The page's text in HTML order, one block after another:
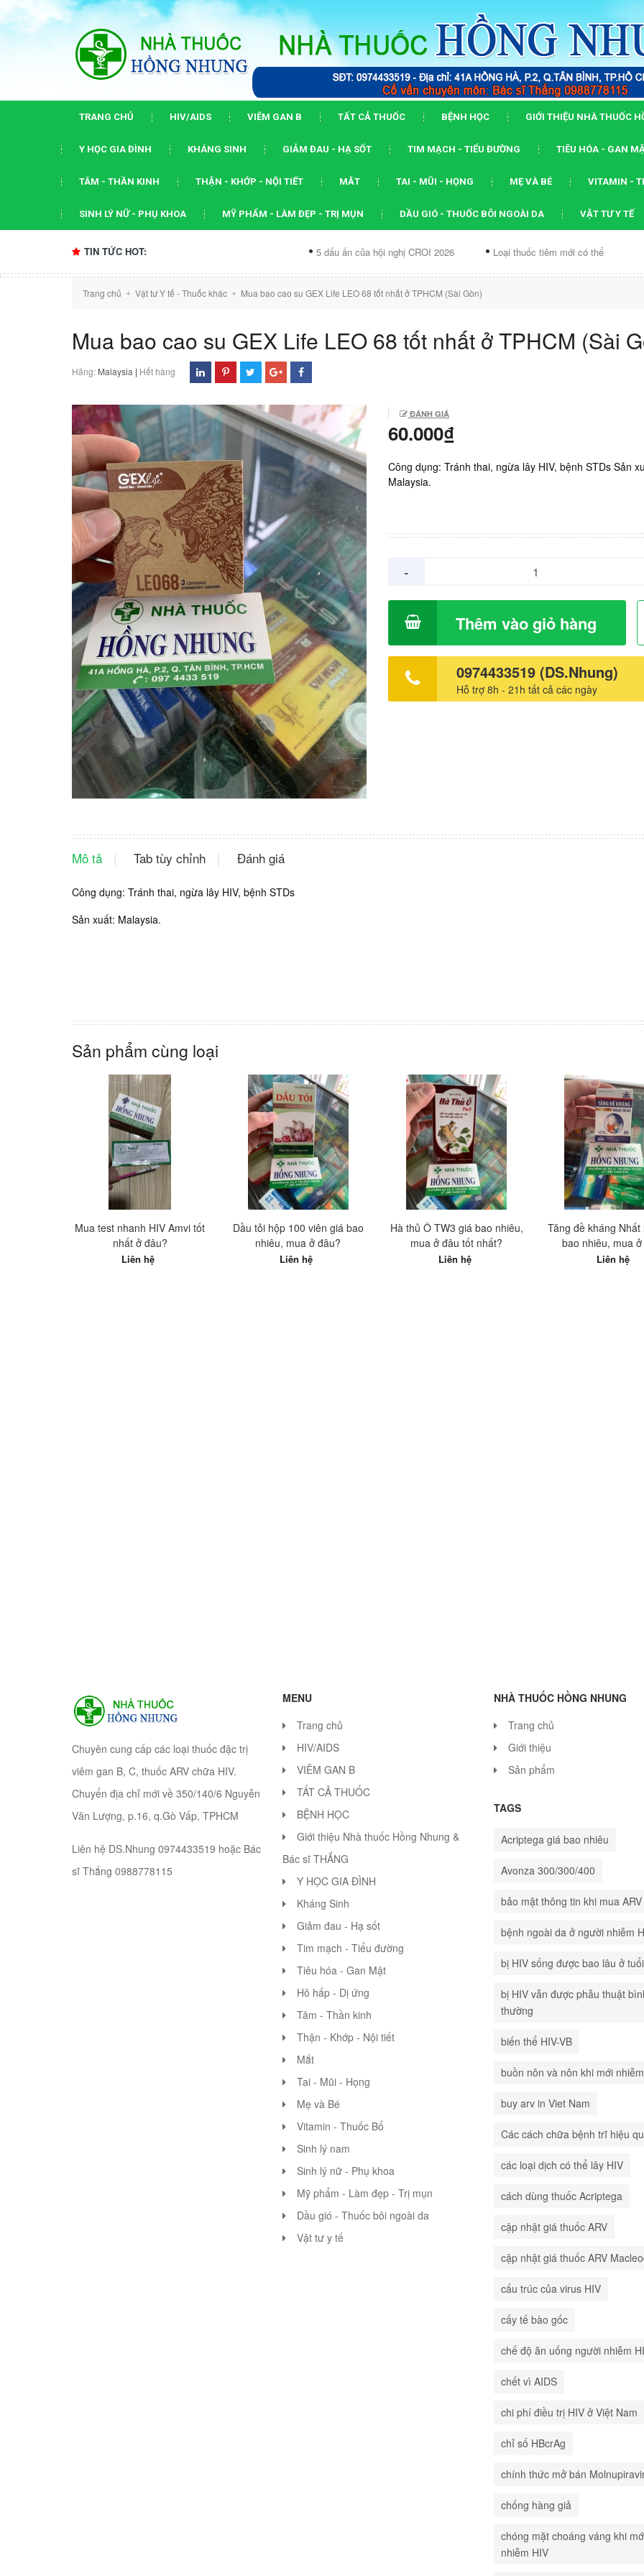
TRANG CHỦ HIV/AIDS VIÊM GAN B TẤT CẢ THUỐC BỆNH HỌC GIỚI THIỆU NHÀ THUỐC
Y HỌC GIA ĐÌNH KHÁNG SINH GIẢM ĐAU - HẠ SỐT TIM MẠCH - TIỂU ĐƯỜNG TIÊU HÓA - GAN
TÂM - THẦN KINH THẬN - KHỚP - NỘI TIẾT MẮT TAI - MŨI - HỌNG MẸ VÀ BÉ VITAMIN -
SINH LÝ NỮ - PHỤ KHOA MỸ PHẨM - LÀM ĐẸP - TRỊ MỤN DẦU GIÓ - THUỐC BÔI NGOÀI DA VẬT TƯ Y TẾ
TIN TỨC HOT: 5 dấu ấn của hội nghị CROI 2026 Loại thuốc tiêm mới có thể ức chế...
Trang chủ + Vật tư Y tế - Thuốc khác + Mua bao cao su GEX Life LEO 68 tốt nhất ở TPHCM (Sài Gòn)
Mua bao cao su GEX Life LEO 68 tốt nhất ở TPHCM (Sài
Hãng: Malaysia | Hết hàng
ĐÁNH GIÁ
60.000₫
Công dụng: Tránh thai, ngừa lây HIV, bệnh STDs Sản
Malaysia.
-
Thêm vào giỏ hàng
0974433519 (DS.Nhung)
Hỗ trợ 8h - 21h tất cả các ngày
Mô tả Tab tùy chỉnh Đánh giá
Công dụng: Tránh thai, ngừa lây HIV, bệnh STDs
Sản xuất: Malaysia.
Sản phẩm cùng loại
Mua test nhanh HIV Amvi tốt
nhất ở đâu?
Liên hệ
Dầu tỏi hộp 100 viên giá bao
nhiêu, mua ở đâu?
Liên hệ
Hà thủ Ô TW3 giá bao nhiêu,
mua ở đâu tốt nhất?
Liên hệ
Tăng đề kháng Nhất
bao nhiêu, mua
Liên hệ
Chuyên cung cấp các loại thuốc đặc trị
viêm gan B, C, thuốc ARV chữa HIV.
Chuyển địa chỉ mới về 350/140/6 Nguyễn
Văn Lượng, p.16, q.Gò Vấp, TPHCM
Liên hệ DS.Nhung 0974433519 hoặc Bác
sĩ Thắng 0988778115
MENU
Trang chủ
HIV/AIDS
VIÊM GAN B
TẤT CẢ THUỐC
BỆNH HỌC
Giới thiệu Nhà thuốc Hồng Nhung &
Bác sĩ THẮNG
Y HỌC GIA ĐÌNH
Kháng Sinh
Giảm đau - Hạ sốt
Tim mạch - Tiểu đường
Tiêu hóa - Gan Mật
Hô hấp - Dị ứng
Tâm - Thần kinh
Thận - Khớp - Nội tiết
Mắt
Tai - Mũi - Họng
Mẹ và Bé
Vitamin - Thuốc Bổ
Sinh lý nam
Sinh lý nữ - Phụ khoa
Mỹ phẩm - Làm đẹp - Trị mụn
Dầu gió - Thuốc bôi ngoài da
Vật tư y tế
NHÀ THUỐC HỒNG NHUNG
Trang chủ
Giới thiệu
Sản phẩm
TAGS
Acriptega giá bao nhiêu
Avonza 300/300/400
bảo mật thông tin khi mua ARV
bệnh ngoài da ở người nhiễm
bị HIV sống được bao lâu ở
bị HIV vẫn được phẫu thuật
thường
biến thể HIV-VB
buồn nôn và nôn khi mới
buy arv in Viet Nam
Các cách chữa bệnh trĩ hiệu
các loại dịch có thể lây HIV
cách dùng thuốc Acriptega
cập nhật giá thuốc ARV
cập nhật giá thuốc ARV
cấu trúc của virus HIV
cấy tế bào gốc
chế độ ăn uống người nhiễm
chết vì AIDS
chi phí điều trị HIV ở Việt Nam
chỉ số HBcrAg
chính thức mở bán
chống hàng giả
chóng mặt choáng váng khi
nhiễm HIV